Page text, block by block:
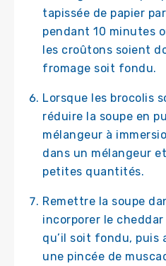
tapissée de papier
pendant 10 minutes
les croûtons soient
fromage soit fondu.
Lorsque les brocolis
réduire la soupe en
mélangeur à
dans un mélangeur
petites quantités.
Remettre la soupe
incorporer le cheddar
qu’il soit fondu, puis
une pincée de